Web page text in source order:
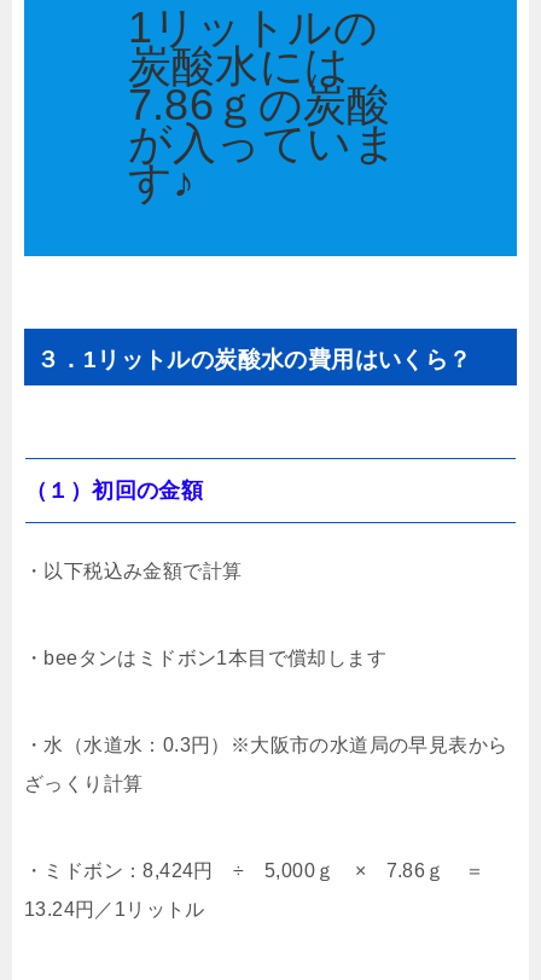
1リットルの
炭酸水には
7.86ｇの炭酸
が入っていま
す♪
３．1リットルの炭酸水の費用はいくら？
（１）初回の金額
・以下税込み金額で計算
・beeタンはミドボン1本目で償却します
・水（水道水：0.3円）※大阪市の水道局の早見表から
ざっくり計算
・ミドボン：8,424円 ÷ 5,000ｇ × 7.86ｇ ＝
13.24円／1リットル